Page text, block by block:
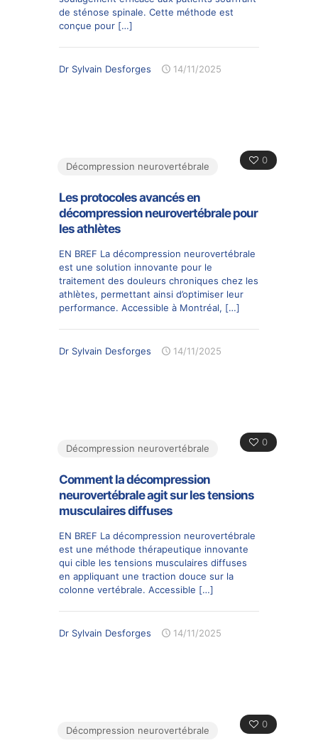
de sténose spinale. Cette méthode est
conçue pour […]
Dr Sylvain Desforges 14/11/2025
0
Décompression neurovertébrale
Les protocoles avancés en
décompression neurovertébrale pour
les athlètes
EN BREF La décompression neurovertébrale
est une solution innovante pour le
traitement des douleurs chroniques chez les
athlètes, permettant ainsi d’optimiser leur
performance. Accessible à Montréal, […]
Dr Sylvain Desforges 14/11/2025
0
Décompression neurovertébrale
Comment la décompression
neurovertébrale agit sur les tensions
musculaires diffuses
EN BREF La décompression neurovertébrale
est une méthode thérapeutique innovante
qui cible les tensions musculaires diffuses
en appliquant une traction douce sur la
colonne vertébrale. Accessible […]
Dr Sylvain Desforges 14/11/2025
0
Décompression neurovertébrale